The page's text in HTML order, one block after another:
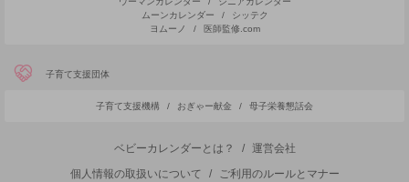
ムーンカレンダー
/
シッテク
ヨムーノ
/ 医師監修.com
子育て支援団体
子育て支援機構 / おぎゃー献金 / 母子栄養懇話会
ベビーカレンダーとは？ /
運営会社
個人情報の取扱いについて
/
ご利用のルールとマナー